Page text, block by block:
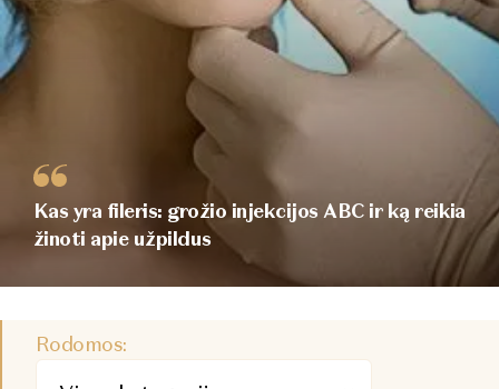
Kas yra fileris: grožio injekcijos ABC ir ką reikia
žinoti apie užpildus
Rodomos: